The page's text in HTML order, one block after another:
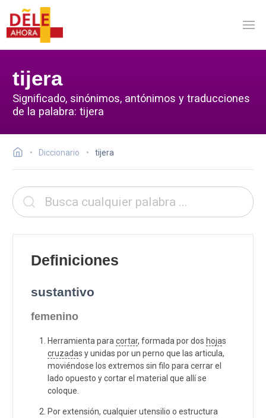
tijera
Significado, sinónimos, antónimos y traducciones
de la palabra: tijera
Diccionario tijera
Definiciones
sustantivo
femenino
Herramienta para cortar, formada por dos hojas
cruzadas y unidas por un perno que las articula,
moviéndose los extremos sin filo para cerrar el
lado opuesto y cortar el material que allí se
coloque.
Por extensión, cualquier utensilio o estructura